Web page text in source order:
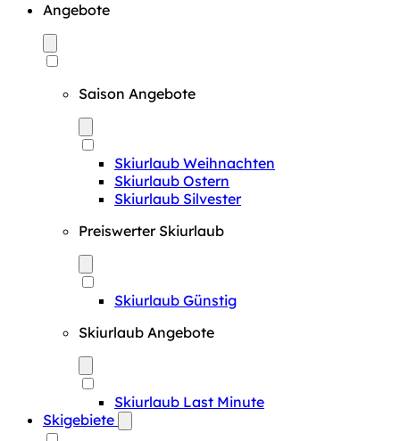
Angebote
Saison Angebote
Skiurlaub Weihnachten
Skiurlaub Ostern
Skiurlaub Silvester
Preiswerter Skiurlaub
Skiurlaub Günstig
Skiurlaub Angebote
Skiurlaub Last Minute
Skigebiete